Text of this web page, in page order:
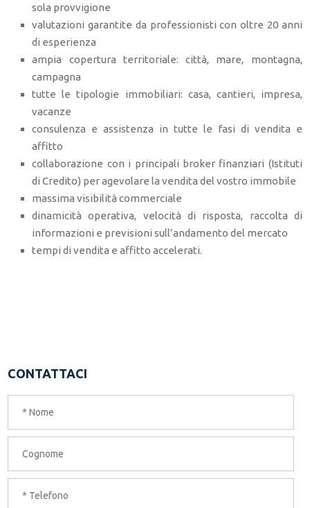
sola provvigione
valutazioni garantite da professionisti con oltre 20 anni
di esperienza
ampia copertura territoriale: città, mare, montagna,
campagna
tutte le tipologie immobiliari: casa, cantieri, impresa,
vacanze
consulenza e assistenza in tutte le fasi di vendita e
affitto
collaborazione con i principali broker finanziari (Istituti
di Credito) per agevolare la vendita del vostro immobile
massima visibilità commerciale
dinamicità operativa, velocità di risposta, raccolta di
informazioni e previsioni sull’andamento del mercato
tempi di vendita e affitto accelerati.
CONTATTACI